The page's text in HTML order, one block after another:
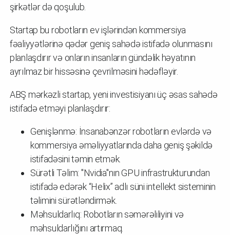
şirkətlər də qoşulub.
Startap bu robotların ev işlərindən kommersiya
fəaliyyətlərinə qədər geniş sahədə istifadə olunmasını
planlaşdırır və onların insanların gündəlik həyatının
ayrılmaz bir hissəsinə çevrilməsini hədəfləyir.
ABŞ mərkəzli startap, yeni investisiyanı üç əsas sahədə
istifadə etməyi planlaşdırır:
Genişlənmə: İnsanabənzər robotların evlərdə və
kommersiya əməliyyatlarında daha geniş şəkildə
istifadəsini təmin etmək.
Sürətli Təlim: "Nvidia"nın GPU infrastrukturundan
istifadə edərək “Helix” adlı süni intellekt sisteminin
təlimini sürətləndirmək.
Məhsuldarlıq: Robotların səmərəliliyini və
məhsuldarlığını artırmaq.